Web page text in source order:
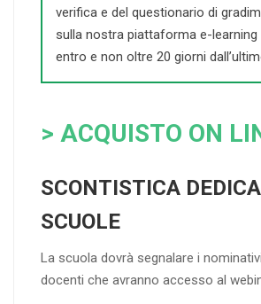
verifica e del questionario di
sulla nostra piattaforma e-learning
entro e non oltre 20 giorni
> ACQUISTO ON
SCONTISTICA
SCUOLE
La scuola dovrà segnalare i
docenti che avranno accesso al